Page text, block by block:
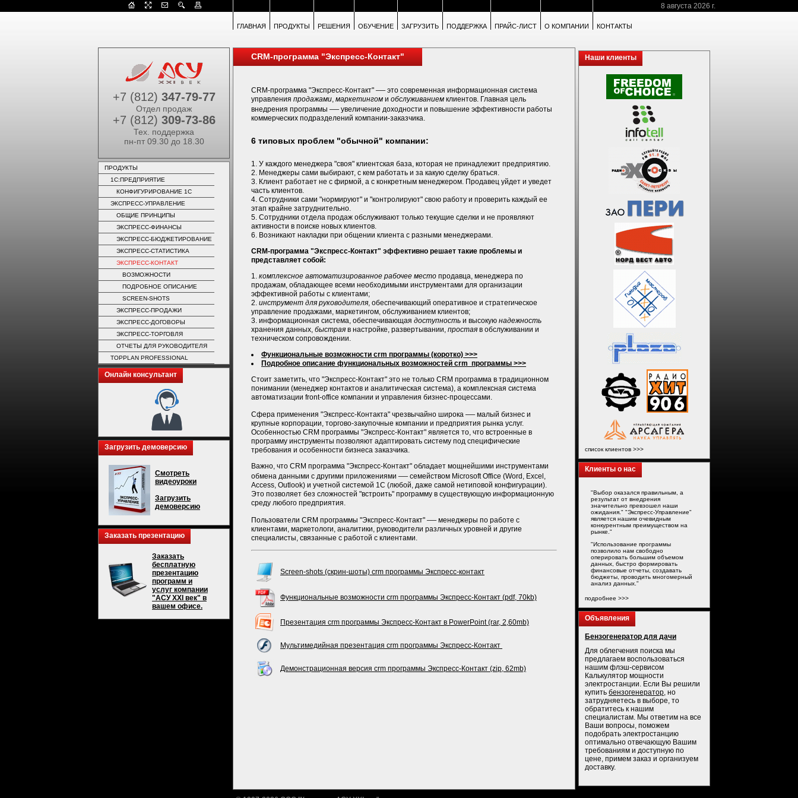
8 августа 2026 г.
ГЛАВНАЯ ПРОДУКТЫ РЕШЕНИЯ ОБУЧЕНИЕ ЗАГРУЗИТЬ ПОДДЕРЖКА ПРАЙС-ЛИСТ О КОМПАНИИ КОНТАКТЫ
+7 (812) 347-79-77
Отдел продаж
+7 (812) 309-73-86
Тех. поддержка
пн-пт 09.30 до 18.30
ПРОДУКТЫ
1C:ПРЕДПРИЯТИЕ
КОНФИГУРИРОВАНИЕ 1С
ЭКСПРЕСС-УПРАВЛЕНИЕ
ОБЩИЕ ПРИНЦИПЫ
ЭКСПРЕСС-ФИНАНСЫ
ЭКСПРЕСС-БЮДЖЕТИРОВАНИЕ
ЭКСПРЕСС-СТАТИСТИКА
ЭКСПРЕСС-КОНТАКТ
ВОЗМОЖНОСТИ
ПОДРОБНОЕ ОПИСАНИЕ
SCREEN-SHOTS
ЭКСПРЕСС-ПРОДАЖИ
ЭКСПРЕСС-ДОГОВОРЫ
ЭКСПРЕСС-ТОРГОВЛЯ
ОТЧЕТЫ ДЛЯ РУКОВОДИТЕЛЯ
TOPPLAN PROFESSIONAL
Онлайн консультант
Загрузить демоверсию
Смотреть
видеоуроки
Загрузить
демоверсию
Заказать презентацию
Заказать
бесплатную
презентацию
программ и
услуг компании
"АСУ XXI век" в
вашем офисе.
CRM-программа "Экспресс-Контакт"
CRM-программа "Экспресс-Контакт" — это современная информационная система
управления продажами, маркетингом и обслуживанием клиентов. Главная цель
внедрения программы — увеличение доходности и повышение эффективности работы
коммерческих подразделений компании-заказчика.
6 типовых проблем "обычной" компании:
1. У каждого менеджера "своя" клиентская база, которая не принадлежит предприятию.
2. Менеджеры сами выбирают, с кем работать и за какую сделку браться.
3. Клиент работает не с фирмой, а с конкретным менеджером. Продавец уйдет и уведет
часть клиентов.
4. Сотрудники сами "нормируют" и "контролируют" свою работу и проверить каждый ее
этап крайне затруднительно.
5. Сотрудники отдела продаж обслуживают только текущие сделки и не проявляют
активности в поиске новых клиентов.
6. Возникают накладки при общении клиента с разными менеджерами.
CRM-программа "Экспресс-Контакт" эффективно решает такие проблемы и
представляет собой:
1. комплексное автоматизированное рабочее место продавца, менеджера по
продажам, обладающее всеми необходимыми инструментами для организации
эффективной работы с клиентами;
2. инструмент для руководителя , обеспечивающий оперативное и стратегическое
управление продажами, маркетингом, обслуживанием клиентов;
3. информационная система, обеспечивающая доступность и высокую надежность
хранения данных, быстрая в настройке, развертывании, простая в обслуживании и
техническом сопровождении.
Функциональные возможности crm программы (коротко) >>>
Подробное описание функциональных возможностей crm программы >>>
Стоит заметить, что "Экспресс-Контакт" это не только CRM программа в традиционном
понимании (менеджер контактов и аналитическая система), а комплексная система
автоматизации front-office компании и управления бизнес-процессами.
Сфера применения "Экспресс-Контакта" чрезвычайно широка — малый бизнес и
крупные корпорации, торгово-закупочные компании и предприятия рынка услуг.
Особенностью CRM программы "Экспресс-Контакт" является то, что встроенные в
программу инструменты позволяют адаптировать систему под специфические
требования и особенности бизнеса заказчика.
Важно, что CRM программа "Экспресс-Контакт" обладает мощнейшими инструментами
обмена данными с другими приложениями — семейством Microsoft Office (Word, Excel,
Access, Outlook) и учетной системой 1С (любой, даже самой нетиповой конфигурации).
Это позволяет без сложностей "встроить" программу в существующую информационную
среду любого предприятия.
Пользователи CRM программы "Экспресс-Контакт" — менеджеры по работе с
клиентами, маркетологи, аналитики, руководители различных уровней и другие
специалисты, связанные с работой с клиентами.
Screen-shots (cкрин-шоты) crm программы Экспресс-контакт
Функциональные возможности crm программы Экспресс-Контакт (pdf, 70kb)
Презентация crm программы Экспресс-Контакт в PowerPoint (rar, 2,60mb)
Мультимедийная презентация crm программы Экспресс-Контакт
Демонстрационная версия crm программы Экспресс-Контакт (zip, 62mb)
Наши клиенты
список клиентов >>>
Клиенты о нас
"Выбор оказался правильным, а
результат от внедрения
значительно превзошел наши
ожидания." "Экспресс-Управление"
является нашим очевидным
конкурентным преимуществом на
рынке."
"Использование программы
позволило нам свободно
оперировать большим объемом
данных, быстро формировать
финансовые отчеты, создавать
бюджеты, проводить многомерный
анализ данных."
подробнее >>>
Объявления
Бензогенератор для дачи
Для облегчения поиска мы
предлагаем воспользоваться
нашим флэш-сервисом
Калькулятор мощности
электростанции. Если Вы решили
купить бензогенератор, но
затрудняетесь в выборе, то
обратитесь к нашим
специалистам. Мы ответим на все
Ваши вопросы, поможем
подобрать электростанцию
оптимально отвечающую Вашим
требованиям и доступную по
цене, примем заказ и организуем
доставку.